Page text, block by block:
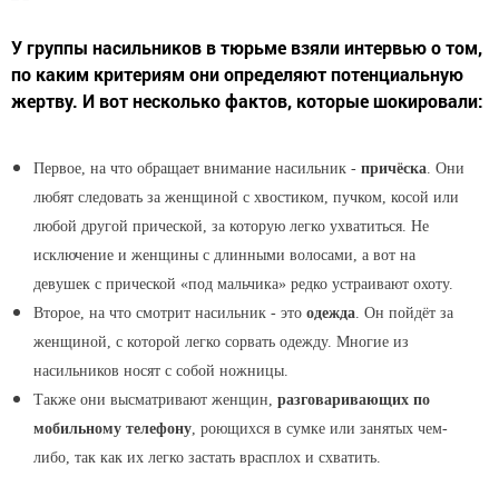
У группы насильников в тюрьме взяли интервью о том,
по каким критериям они определяют потенциальную
жертву. И вот несколько фактов, которые шокировали:
Первое, на что обращает внимание насильник - причёска. Они
любят следовать за женщиной с хвостиком, пучком, косой или
любой другой прической, за которую легко ухватиться. Не
исключение и женщины с длинными волосами, а вот на
девушек с прической «под мальчика» редко устраивают охоту.
Второе, на что смотрит насильник - это одежда. Он пойдёт за
женщиной, с которой легко сорвать одежду. Многие из
насильников носят с собой ножницы.
Также они высматривают женщин, разговаривающих по
мобильному телефону, роющихся в сумке или занятых чем-
либо, так как их легко застать врасплох и схватить.